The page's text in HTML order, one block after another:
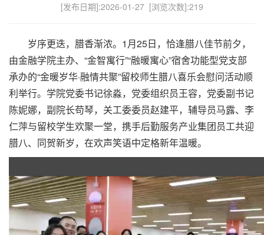
[发布日期]:2026-01-27 [浏览次数]:219
岁序更迭，腊香渐浓。1月25日，恰逢腊八佳节前夕，
由金融学院主办、“金智寓行”“融暖寓心”宿舍功能型党支部
承办的“金暖岁华·融情共聚”留校师生腊八喜乐会慰问活动顺
利举行。学院党委书记徐淼，党委组织员王容，党委副书记
陈妮娜，副院长苟琴，关工委委员赵建平，辅导员马露、李
仁萍与留校学生欢聚一堂，携手后勤服务产业集团员工共迎
腊八、同贺新岁，在欢声笑语中定格新年温暖。